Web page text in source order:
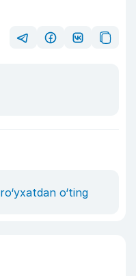
ro‘yxatdan o‘ting